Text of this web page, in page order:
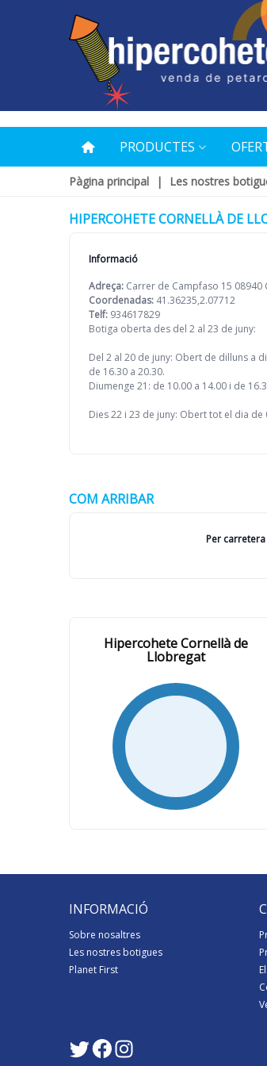
PRODUCTES
Pàgina principal | Les nostres
HIPERCOHETE CORNELLÀ DE
Informació
Adreça: Carrer de Campfaso 15
Coordenadas: 41.36235,2.07712
Telf: 934617829
Botiga oberta des del 2 al 23 de juny:
Del 2 al 20 de juny: Obert de dilluns a
de 16.30 a 20.30.
Diumenge 21: de 10.00 a 14.00 i de
Dies 22 i 23 de juny: Obert tot el dia de
COM ARRIBAR
Per carretera
Hipercohete Cornellà de
Llobregat
Total
rate
INFORMACIÓ
Sobre nosaltres
Les nostres botigues
Planet First